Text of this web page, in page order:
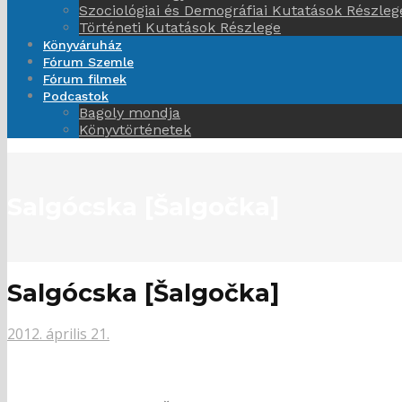
Szociológiai és Demográfiai Kutatások
Történeti Kutatások Részlege
Könyváruház
Fórum Szemle
Fórum filmek
Podcastok
Bagoly mondja
Könyvtörténetek
Salgócska [Šalgočka]
2012. április 21.